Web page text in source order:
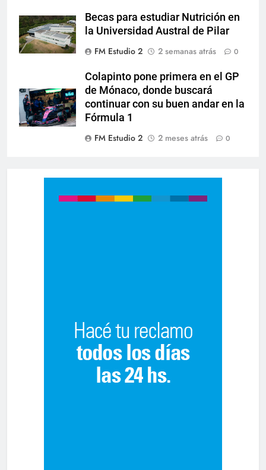
Becas para estudiar Nutrición en
la Universidad Austral de Pilar
FM Estudio 2
2 semanas atrás 0
Colapinto pone primera en el GP
de Mónaco, donde buscará
continuar con su buen andar en la
Fórmula 1
FM Estudio 2
2 meses atrás 0